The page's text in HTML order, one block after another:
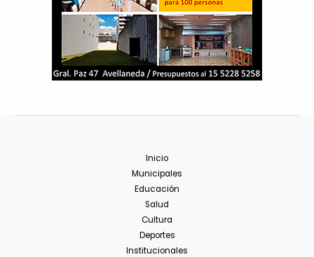
Inicio
Municipales
Educación
Salud
Cultura
Deportes
Institucionales